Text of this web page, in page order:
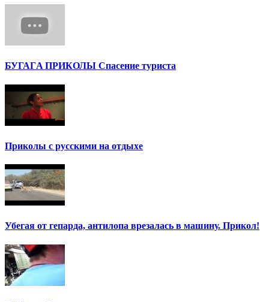
БУГАГA ПРИКОЛЫ Спасение туриста
Приколы с русскими на отдыхе
Убегая от гепарда, антилопа врезалась в машину. Прикол!